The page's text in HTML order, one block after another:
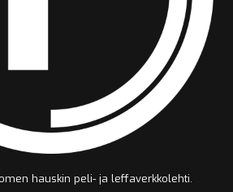
hauskin peli- ja leffaverkkolehti.